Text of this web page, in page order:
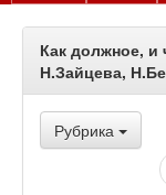
Как должное, и
Н.Зайцева,
Рубрика